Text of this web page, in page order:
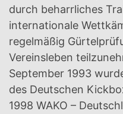
durch beharrliches
internationale
regelmäßig
Vereinsleben
September 1993
des Deutschen
1998 WAKO –